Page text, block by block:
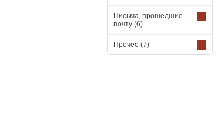
Письма, прошедшие
почту (6)
Прочее (7)